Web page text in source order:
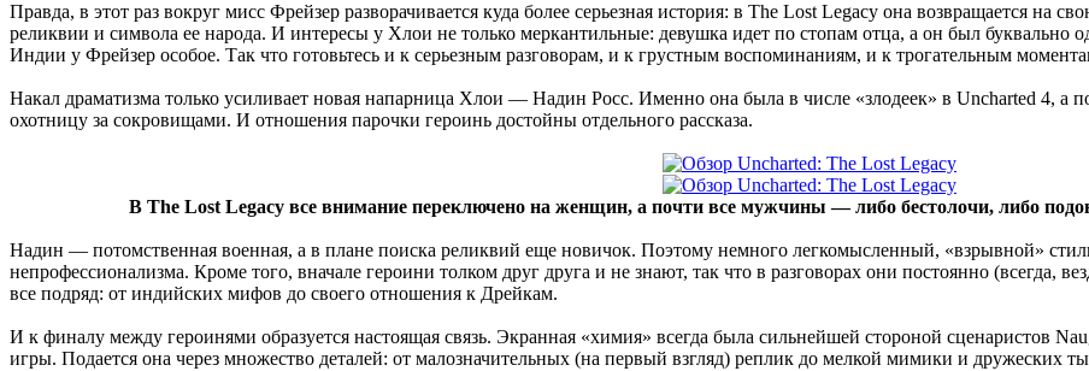
Правда, в этот раз вокруг мисс Фрейзер разворачивается куда более серьезная история: в The Lost Legacy она возвращается
реликвии и символа ее народа. И интересы у Хлои не только меркантильные: девушка идет по стопам отца, а он был
Индии у Фрейзер особое. Так что готовьтесь и к серьезным разговорам, и к грустным воспоминаниям, и к трогательным
Накал драматизма только усиливает новая напарница Хлои — Надин Росс. Именно она была в числе «злодеек» в Uncharted 4, а
охотницу за сокровищами. И отношения парочки героинь достойны отдельного рассказа.
В The Lost Legacy все внимание переключено на женщин, а почти все мужчины — либо бестолочи, либо
Надин — потомственная военная, а в плане поиска реликвий еще новичок. Поэтому немного легкомысленный, «взрывной»
непрофессионализма. Кроме того, вначале героини толком друг друга и не знают, так что в разговорах они постоянно (всегда,
все подряд: от индийских мифов до своего отношения к Дрейкам.
И к финалу между героинями образуется настоящая связь. Экранная «химия» всегда была сильнейшей стороной сценаристов
игры. Подается она через множество деталей: от малозначительных (на первый взгляд) реплик до мелкой мимики и дружеских